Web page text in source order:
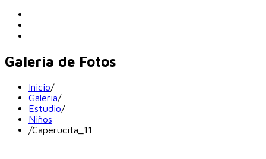
Galeria de Fotos
Inicio/
Galeria/
Estudio/
Niños
/Caperucita_11